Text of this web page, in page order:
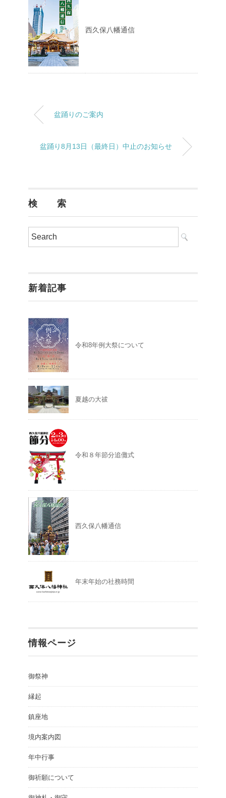
西久保八幡通信
盆踊りのご案内
盆踊り8月13日（最終日）中止のお知らせ
検 索
新着記事
令和8年例大祭について
夏越の大祓
令和８年節分追儺式
西久保八幡通信
年末年始の社務時間
情報ページ
御祭神
縁起
鎮座地
境内案内図
年中行事
御祈願について